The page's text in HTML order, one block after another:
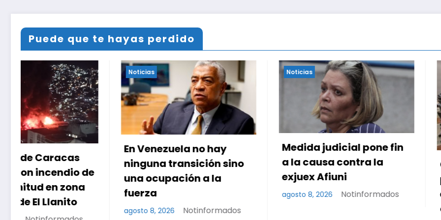
Puede que te hayas perdido
Noticias
En Venezuela no hay
ninguna transición sino
una ocupación a la
fuerza
Notinformados
Noticias
Medida judicial pone fin
a la causa contra la
exjuex Afiuni
Notinformados
Noticias
Continúa diálogo
político en
entre el gobierno y